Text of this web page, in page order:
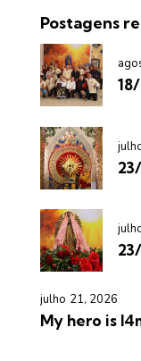
Postagens
julho 21, 2026
My hero is